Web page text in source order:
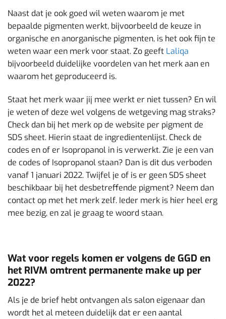
Naast dat je ook goed wil weten waarom je met
bepaalde pigmenten werkt, bijvoorbeeld de keuze in
organische en anorganische pigmenten, is het ook fijn te
weten waar een merk voor staat. Zo geeft Laliqa
bijvoorbeeld duidelijke voordelen van het merk aan en
waarom het geproduceerd is.
Staat het merk waar jij mee werkt er niet tussen? En wil
je weten of deze wel volgens de wetgeving mag straks?
Check dan bij het merk op de website per pigment de
SDS sheet. Hierin staat de ingredientenlijst. Check de
codes en of er Isopropanol in is verwerkt. Zie je een van
de codes of Isopropanol staan? Dan is dit dus verboden
vanaf 1 januari 2022. Twijfel je of is er geen SDS sheet
beschikbaar bij het desbetreffende pigment? Neem dan
contact op met het merk zelf. Ieder merk is hier heel erg
mee bezig, en zal je graag te woord staan.
Wat voor regels komen er volgens de GGD en
het RIVM omtrent permanente make up per
2022?
Als je de brief hebt ontvangen als salon eigenaar dan
wordt het al meteen duidelijk dat er een aantal